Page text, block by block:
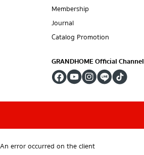
Membership
Journal
Catalog Promotion
GRANDHOME Official Channel
An error occurred on the client